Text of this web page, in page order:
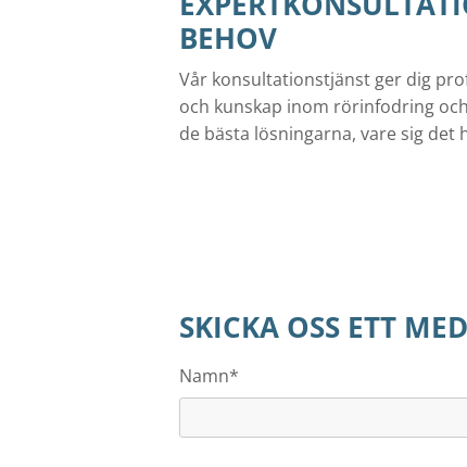
BEHOV
Vår konsultationstjänst ger dig
och kunskap inom rörinfodring
de bästa lösningarna, vare sig
SKICKA OSS ETT
Namn*